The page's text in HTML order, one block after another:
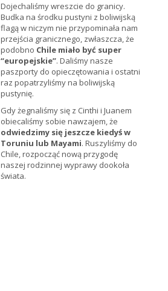
Dojechaliśmy wreszcie do granicy.
Budka na środku pustyni z boliwijską
flagą w niczym nie przypominała nam
przejścia granicznego, zwłaszcza, że
podobno Chile miało być super
“europejskie”. Daliśmy nasze
paszporty do opieczętowania i ostatni
raz popatrzyliśmy na boliwijską
pustynię.
Gdy żegnaliśmy się z Cinthi i Juanem
obiecaliśmy sobie nawzajem, że
odwiedzimy się jeszcze kiedyś w
Toruniu lub Mayami. Ruszyliśmy do
Chile, rozpocząć nową przygodę
naszej rodzinnej wyprawy dookoła
świata.